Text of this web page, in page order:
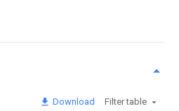
Download Filter table